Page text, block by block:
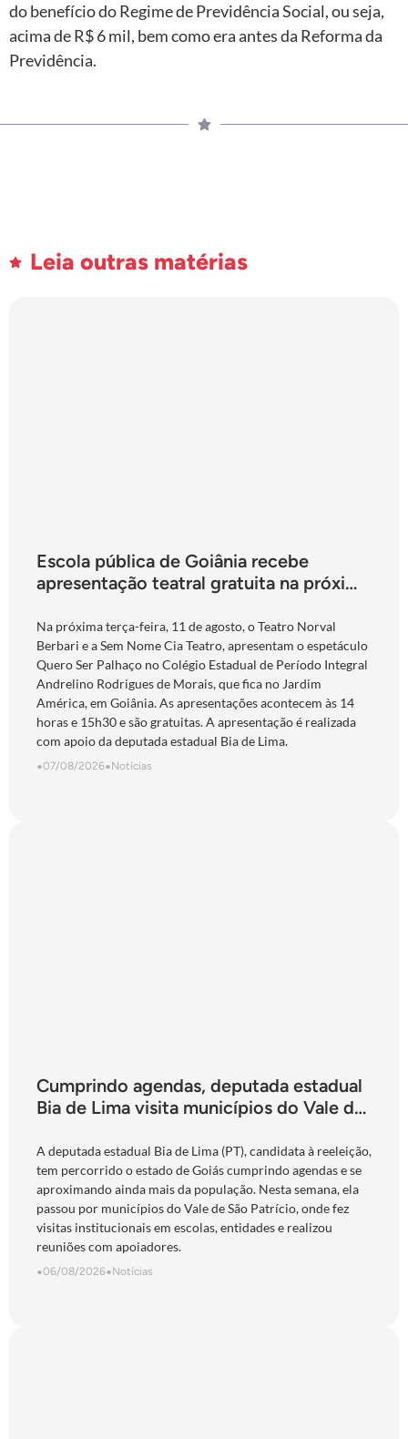
do benefício do Regime de Previdência Social, ou seja,
acima de R$ 6 mil, bem como era antes da Reforma da
Previdência.
Leia outras matérias
Escola pública de Goiânia recebe
apresentação teatral gratuita na próxima
Na próxima terça-feira, 11 de agosto, o Teatro Norval
Berbari e a Sem Nome Cia Teatro, apresentam o espetáculo
Quero Ser Palhaço no Colégio Estadual de Período Integral
Andrelino Rodrigues de Morais, que fica no Jardim
América, em Goiânia. As apresentações acontecem às 14
horas e 15h30 e são gratuitas. A apresentação é realizada
com apoio da deputada estadual Bia de Lima.
•07/08/2026•Notícias
Cumprindo agendas, deputada estadual
Bia de Lima visita municípios do Vale do
A deputada estadual Bia de Lima (PT), candidata à reeleição,
tem percorrido o estado de Goiás cumprindo agendas e se
aproximando ainda mais da população. Nesta semana, ela
passou por municípios do Vale de São Patrício, onde fez
visitas institucionais em escolas, entidades e realizou
reuniões com apoiadores.
•06/08/2026•Notícias